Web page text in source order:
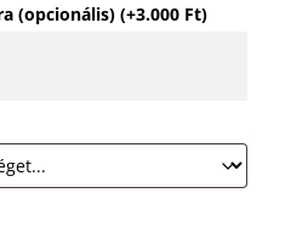
(opcionális) (+3.000 Ft)